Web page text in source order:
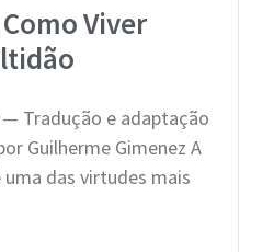
Viver
— Tradução e adaptação
Guilherme Gimenez A
das virtudes mais